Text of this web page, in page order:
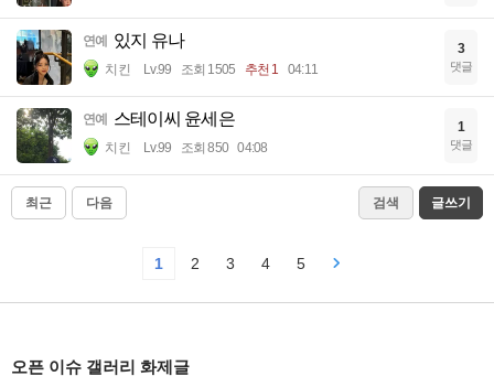
연예 있지 유나
치킨 Lv.99 조회 1505 추천 1 04:11
3
댓글
연예 스테이씨 윤세은
치킨 Lv.99 조회 850 04:08
1
댓글
최근 다음 검색 글쓰기
1 2 3 4 5
오픈 이슈 갤러리 화제글